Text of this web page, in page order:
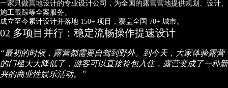
一家只做营地设计的专业设计公司，为全国的露营营地提供规划、设计、
施工跟踪等全案服务。
成立至今累计设计并落地 150+ 项目，覆盖全国 70+ 城市。
02 多项目并行：稳定流畅操作提速设计
“最初的时候，露营都需要自驾到野外。到今天，大家体验露营
的门槛大大降低了，游客可以直接拎包入住，露营变成了一种新
兴的商业性娱乐活动。”